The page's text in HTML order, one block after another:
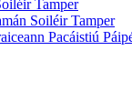
Tamper
Soiléir Tamper
Pacáistiú